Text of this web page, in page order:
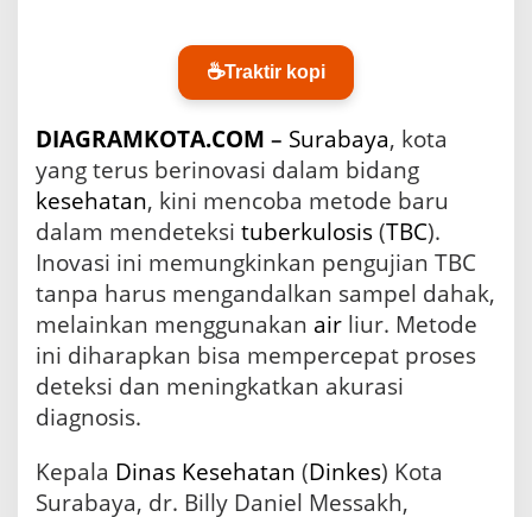
o
l
i
a
r
u
a
a
m
D
e
s
i
☕Traktir kopi
DIAGRAMKOTA.COM – Surabaya, kota
yang terus berinovasi dalam bidang
kesehatan, kini mencoba metode baru
dalam mendeteksi tuberkulosis(TBC).
Inovasi ini memungkinkan pengujian TBC
tanpa harus mengandalkan sampel dahak,
melainkan menggunakan air liur. Metode
ini diharapkan bisa mempercepat proses
deteksi dan meningkatkan akurasi
diagnosis.
Kepala Dinas Kesehatan (Dinkes) Kota
Surabaya, dr. Billy Daniel Messakh,